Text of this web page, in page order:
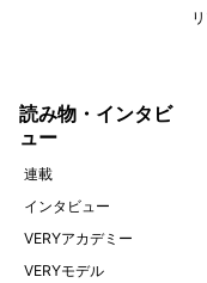
読み物・インタビ
ュー
連載
インタビュー
VERYアカデミー
VERYモデル